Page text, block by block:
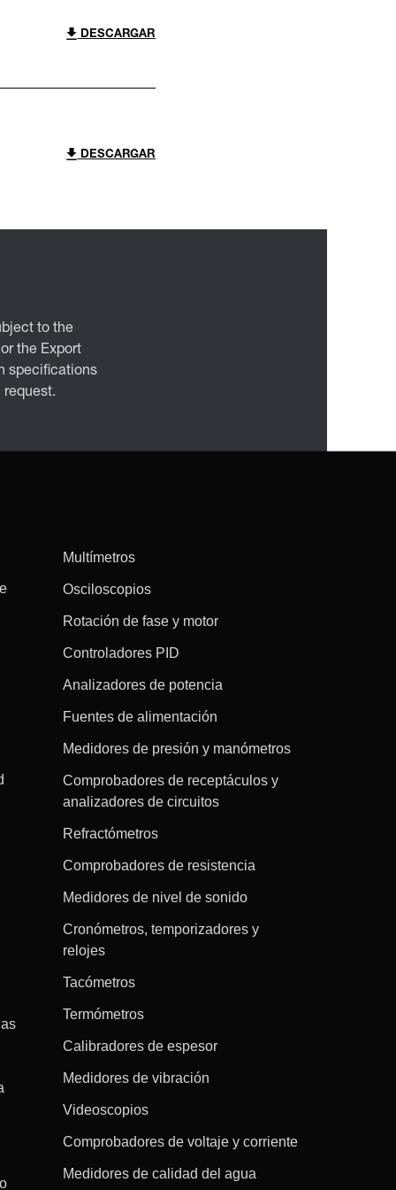
DESCARGAR
DESCARGAR
to the
the Export
specifications
Multímetros
Osciloscopios
Rotación de fase y motor
Controladores PID
Analizadores de potencia
Fuentes de alimentación
Medidores de presión y manómetros
Comprobadores de receptáculos y
analizadores de circuitos
Refractómetros
Comprobadores de resistencia
Medidores de nivel de sonido
Cronómetros, temporizadores y
relojes
Tacómetros
Termómetros
Calibradores de espesor
Medidores de vibración
Videoscopios
Comprobadores de voltaje y corriente
Medidores de calidad del agua